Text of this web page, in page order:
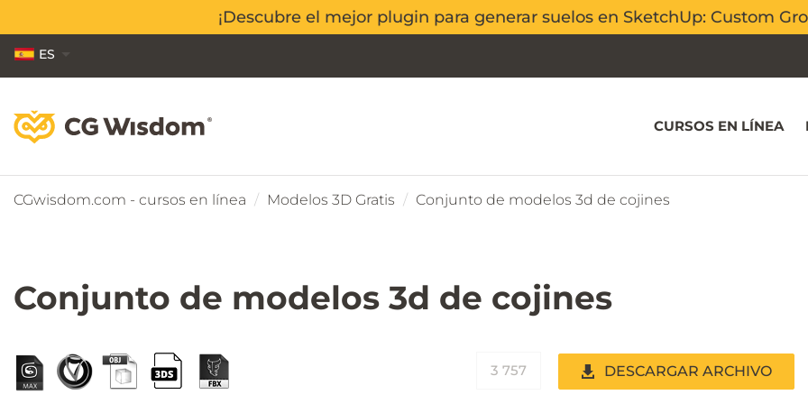
¡Descubre el mejor plugin para generar suelos en SketchUp: Custom
¡Descubre el mejor plugin para generar suelos en SketchUp: Custom
ES
EN
CURSOS EN LÍNEA
CGwisdom.com - cursos en línea Modelos 3D Gratis Conjunto de modelos 3d de cojines
Conjunto de modelos 3d de cojines
3 757 DESCARGAR ARCHIVO